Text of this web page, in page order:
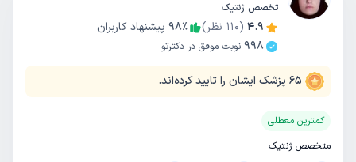
تخصص ژنتیک
4.9
(
110 نظر) 98٪
پیشنهاد کاربران
998 نوبت موفق در دکترتو
65 پزشک ایشان را تایید کرده‌اند.
کمترین معطلی
متخصص ژنتیک